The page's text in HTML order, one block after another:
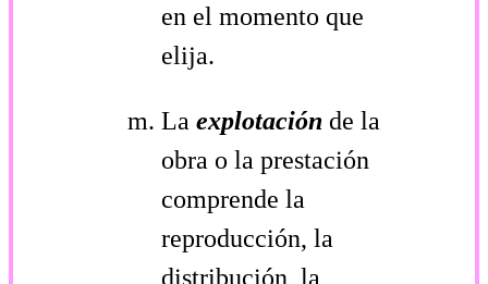
en el momento que
elija.
La explotación de la
obra o la prestación
comprende la
reproducción, la
distribución, la